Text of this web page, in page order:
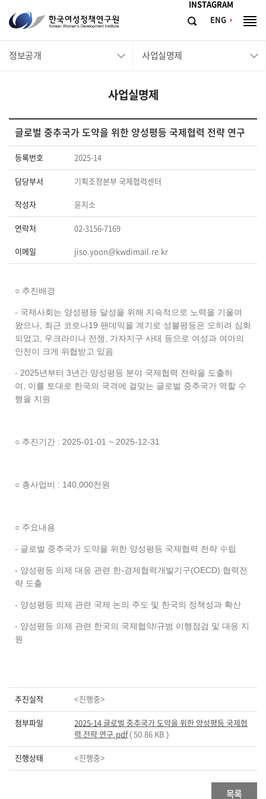
INSTAGRAM
ENG
한
국
여
연
구
원
Korean
Women's
Development
Institute
검
체
정보공개 사업실명제
사업실명제
글로벌 중추국가 도약을 위한 양성평등 국제협력 전략 연구
등록번호 2025-14
담당부서 기획조정본부 국제협력센터
작성자 윤지소
연락처 02-3156-7169
이메일 jiso.yoon@kwdimail.re.kr
○ 추진배경
- 국제사회는 양성평등 달성을 위해 지속적으로 노력을 기울여
왔으나, 최근 코로나19 팬데믹을 계기로 성불평등은 오히려 심화
되었고, 우크라이나 전쟁, 가자지구 사태 등으로 여성과 여아의
안전이 크게 위협받고 있음
- 2025년부터 3년간 양성평등 분야 국제협력 전략을 도출하
여, 이를 토대로 한국의 국격에 걸맞는 글로벌 중추국가 역할 수
행을 지원
○ 추진기간 : 2025-01-01 ~ 2025-12-31
○ 총사업비 : 140,000천원
○ 주요내용
- 글로벌 중추국가 도약을 위한 양성평등 국제협력 전략 수립
- 양성평등 의제 대응 관련 한-경제협력개발기구(OECD) 협력전
략 도출
- 양성평등 의제 관련 국제 논의 주도 및 한국의 정책성과 확산
- 양성평등 의제 관련 한국의 국제협약/규범 이행점검 및 대응 지
원
추진실적 <진행중>
첨부파일
2025-14 글로벌 중추국가 도약을 위한 양성평등 국제협
력 전략 연구.pdf( 50.86 KB )
진행상태 <진행중>
목록